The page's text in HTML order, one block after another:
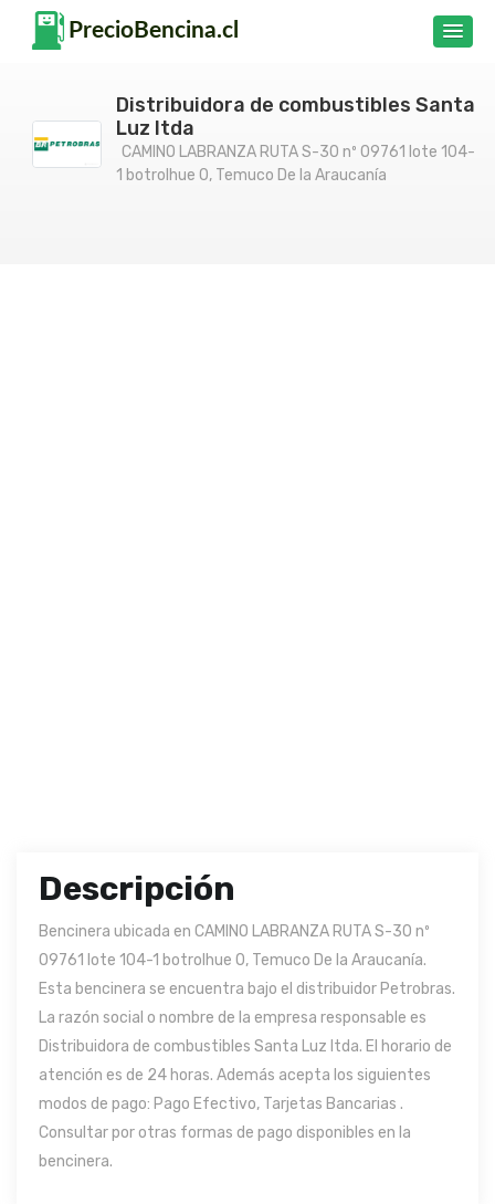
Distribuidora de combustibles Santa
Luz ltda
CAMINO LABRANZA RUTA S-30 nº 09761 lote 104-
1 botrolhue 0, Temuco De la Araucanía
Descripción
Bencinera ubicada en CAMINO LABRANZA RUTA S-30 nº
09761 lote 104-1 botrolhue 0, Temuco De la Araucanía.
Esta bencinera se encuentra bajo el distribuidor Petrobras.
La razón social o nombre de la empresa responsable es
Distribuidora de combustibles Santa Luz ltda. El horario de
atención es de 24 horas. Además acepta los siguientes
modos de pago: Pago Efectivo, Tarjetas Bancarias .
Consultar por otras formas de pago disponibles en la
bencinera.